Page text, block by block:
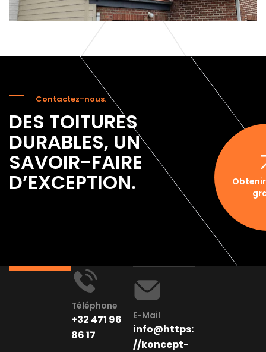
Contactez-nous.
DES TOITURES
DURABLES, UN
SAVOIR-FAIRE
D’EXCEPTION.
Téléphone
+32 471 96
86 17
E-Mail
info@https:
//koncept-